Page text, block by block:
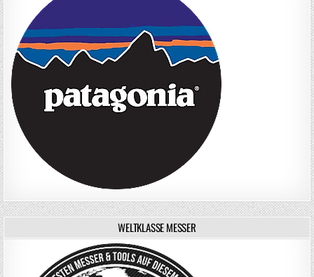
WELTKLASSE MESSER